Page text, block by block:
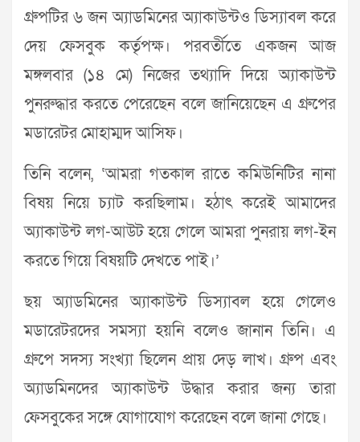
গ্রুপটির ৬ জন অ্যাডমিনের অ্যাকাউন্টও ডিস্যাবল করে
দেয় ফেসবুক কর্তৃপক্ষ। পরবর্তীতে একজন আজ
মঙ্গলবার (১৪ মে) নিজের তথ্যাদি দিয়ে অ্যাকাউন্ট
পুনরুদ্ধার করতে পেরেছেন বলে জানিয়েছেন এ গ্রুপের
মডারেটর মোহাম্মদ আসিফ।
তিনি বলেন, ‘আমরা গতকাল রাতে কমিউনিটির নানা
বিষয় নিয়ে চ্যাট করছিলাম। হঠাৎ করেই আমাদের
অ্যাকাউন্ট লগ-আউট হয়ে গেলে আমরা পুনরায় লগ-ইন
করতে গিয়ে বিষয়টি দেখতে পাই।’
ছয় অ্যাডমিনের অ্যাকাউন্ট ডিস্যাবল হয়ে গেলেও
মডারেটরদের সমস্যা হয়নি বলেও জানান তিনি। এ
গ্রুপে সদস্য সংখ্যা ছিলেন প্রায় দেড় লাখ। গ্রুপ এবং
অ্যাডমিনদের অ্যাকাউন্ট উদ্ধার করার জন্য তারা
ফেসবুকের সঙ্গে যোগাযোগ করেছেন বলে জানা গেছে।